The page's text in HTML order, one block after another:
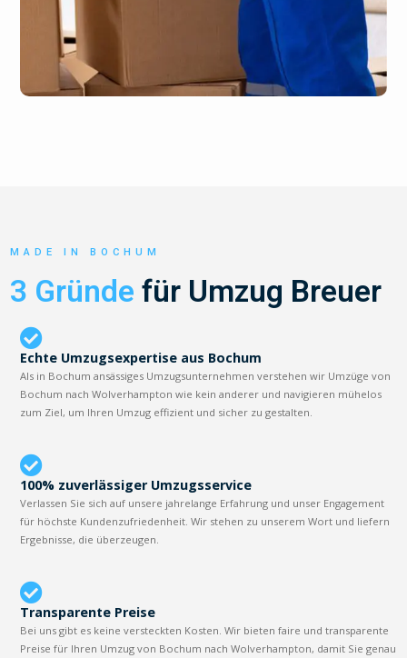
MADE IN BOCHUM
3 Gründe für Umzug Breuer
Echte Umzugsexpertise aus Bochum
Als in Bochum ansässiges Umzugsunternehmen verstehen wir Umzüge von
Bochum nach Wolverhampton wie kein anderer und navigieren mühelos
zum Ziel, um Ihren Umzug effizient und sicher zu gestalten.
100% zuverlässiger Umzugsservice
Verlassen Sie sich auf unsere jahrelange Erfahrung und unser Engagement
für höchste Kundenzufriedenheit. Wir stehen zu unserem Wort und liefern
Ergebnisse, die überzeugen.
Transparente Preise
Bei uns gibt es keine versteckten Kosten. Wir bieten faire und transparente
Preise für Ihren Umzug von Bochum nach Wolverhampton, damit Sie genau